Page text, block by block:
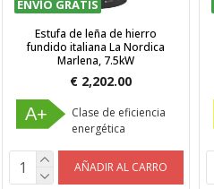
ENVÍO GRATIS
Estufa de leña de hierro
fundido italiana La Nordica
Marlena, 7.5kW
€ 2,202.00
A+
Clase de eficiencia
energética
AÑADIR AL CARRO